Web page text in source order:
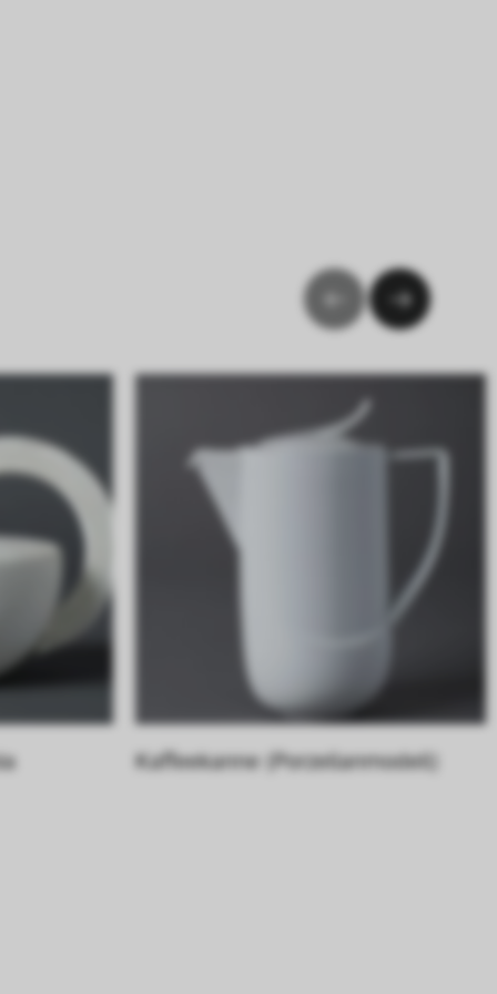
Kaffeekanne (Porzellanmodell)